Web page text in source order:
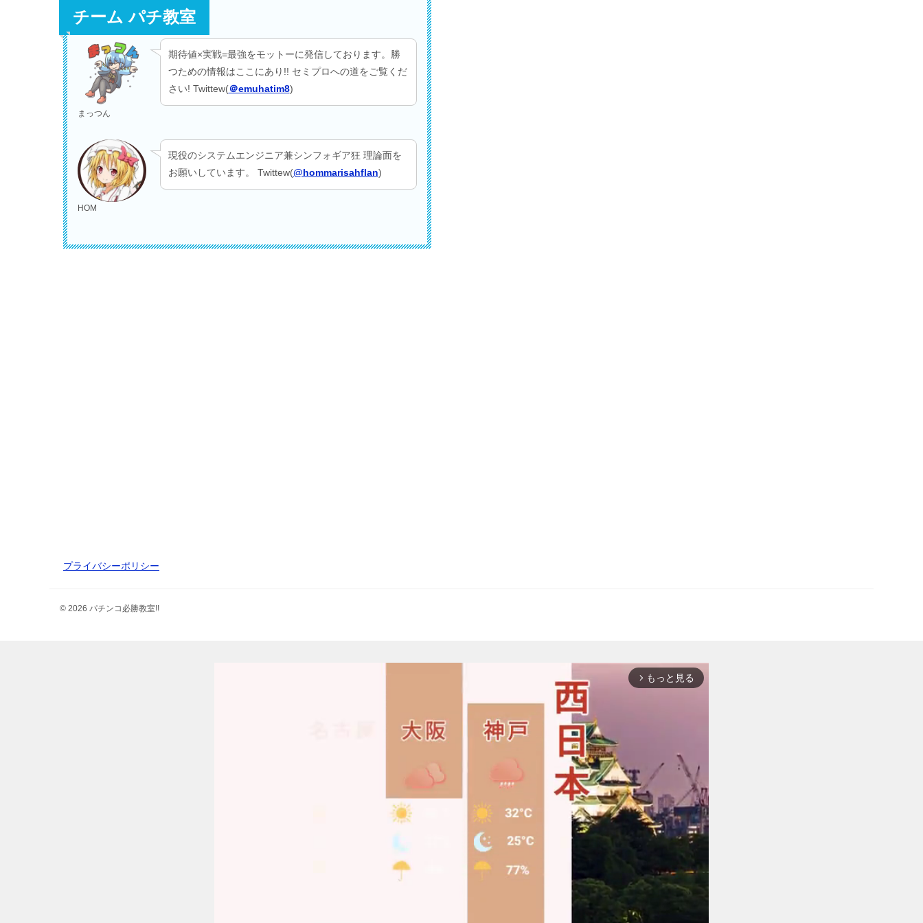
チーム パチ教室
まっつん
期待値×実戦=最強をモットーに発信しております。勝
つための情報はここにあり!! セミプロへの道をご覧くだ
さい! Twittew(＠emuhatim8)
HOM
現役のシステムエンジニア兼シンフォギア狂 理論面を
お願いしています。 Twittew(@hommarisahflan)
プライバシーポリシー
© 2026 パチンコ必勝教室!!
arrow_forward_ios もっと見る